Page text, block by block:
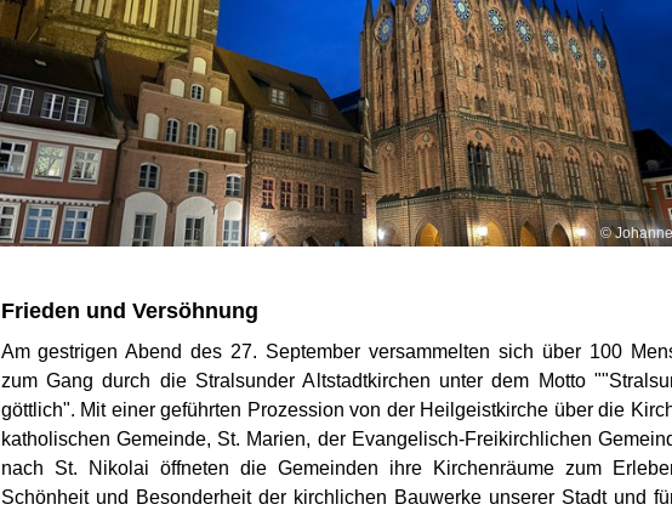
©
Frieden und Versöhnung
Am gestrigen Abend des 27. September versammelten sich über 100
zum Gang durch die Stralsunder Altstadtkirchen unter dem Motto
göttlich". Mit einer geführten Prozession von der Heilgeistkirche über die
katholischen Gemeinde, St. Marien, der Evangelisch-Freikirchlichen
nach St. Nikolai öffneten die Gemeinden ihre Kirchenräume zum
Schönheit und Besonderheit der kirchlichen Bauwerke unserer Stadt und